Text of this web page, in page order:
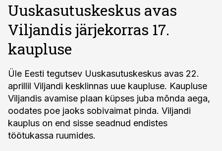
Uuskasutuskeskus avas
Viljandis järjekorras 17.
kaupluse
Üle Eesti tegutsev Uuskasutuskeskus avas 22.
aprillil Viljandi kesklinnas uue kaupluse. Kaupluse
Viljandis avamise plaan küpses juba mõnda aega,
oodates poe jaoks sobivaimat pinda. Viljandi
kauplus on end sisse seadnud endistes
töötukassa ruumides.